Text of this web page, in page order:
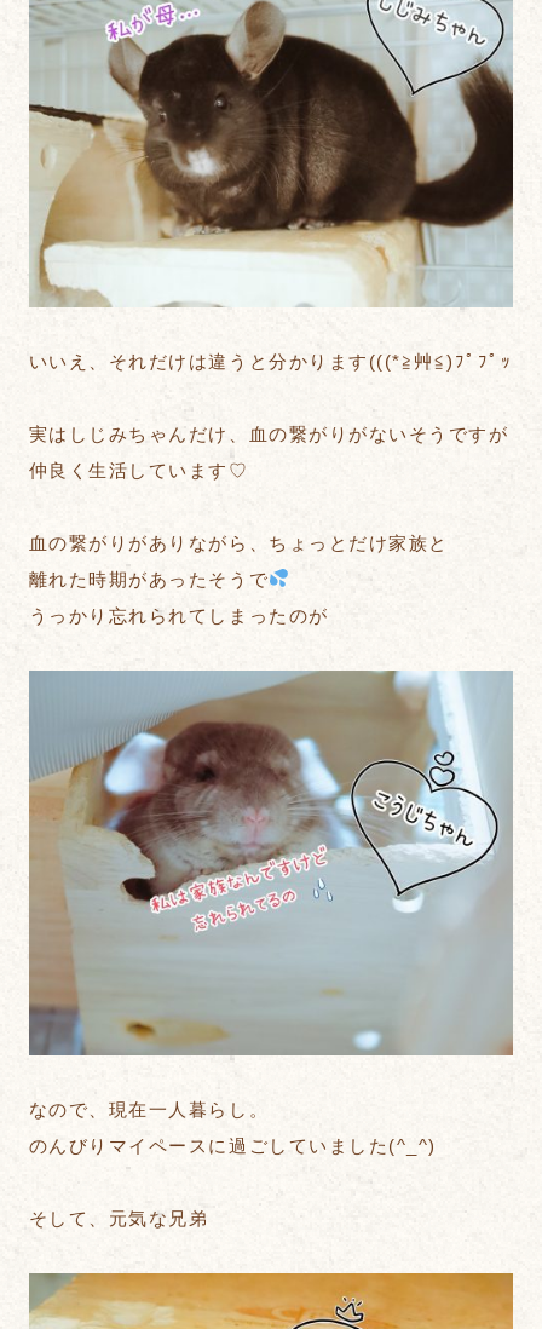
いいえ、それだけは違うと分かります(((*≧艸≦)ﾌﾟﾌﾟｯ
実はしじみちゃんだけ、血の繋がりがないそうですが
仲良く生活しています♡
血の繋がりがありながら、ちょっとだけ家族と
離れた時期があったそうで
うっかり忘れられてしまったのが
なので、現在一人暮らし。
のんびりマイペースに過ごしていました(^_^)
そして、元気な兄弟